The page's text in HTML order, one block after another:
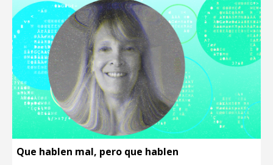
Que hablen mal, pero que hablen